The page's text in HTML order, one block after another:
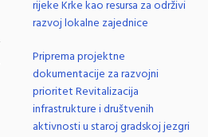
rijeke Krke kao resursa za održivi
razvoj lokalne zajednice
Priprema projektne
dokumentacije za razvojni
prioritet Revitalizacija
infrastrukture i društvenih
aktivnosti u staroj gradskoj jezgri